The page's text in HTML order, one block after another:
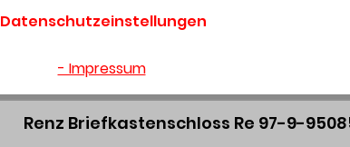
Renz Briefkastenschloss Re 97-9-
Datenschutzeinstellungen
- Impressum